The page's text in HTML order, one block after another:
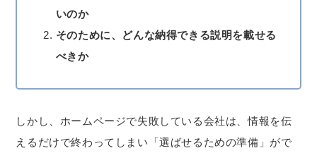
いのか
そのために、どんな納得できる説明を載せる
べきか
しかし、ホームページで失敗している会社は、情報を伝
えるだけで終わってしまい「選ばせるための準備」がで